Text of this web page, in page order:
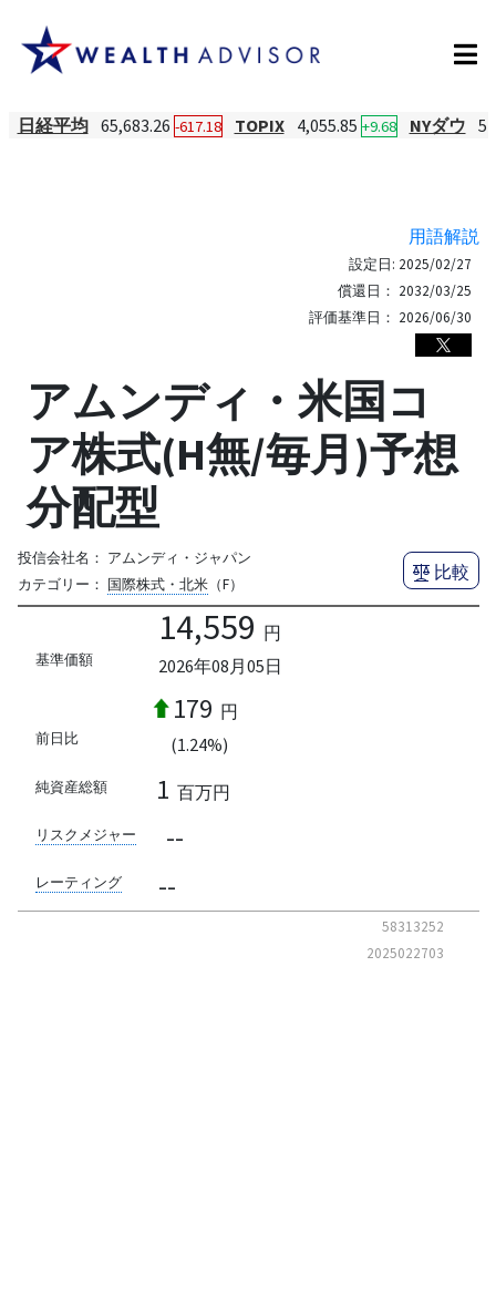
日経平均 65,683.26 -617.18 TOPIX 4,055.85 +9.68 NYダウ
用語解説
設定日: 2025/02/27
償還日： 2032/03/25
評価基準日： 2026/06/30
アムンディ・米国コ
ア株式(H無/毎月)予想
分配型
投信会社名： アムンディ・ジャパン
カテゴリー： 国際株式・北米（F）
比較
基準価額
14,559 円
2026年08月05日
前日比
179 円
(1.24%)
純資産総額 1 百万円
リスクメジャー --
レーティング --
58313252
2025022703